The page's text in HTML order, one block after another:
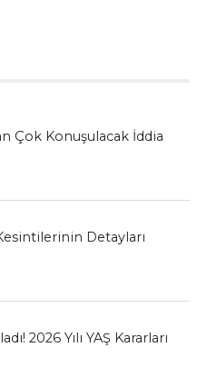
Çok Konuşulacak İddia
Detayları
2026 Yılı YAŞ Kararları